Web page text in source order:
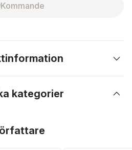
Kommande
kategorier